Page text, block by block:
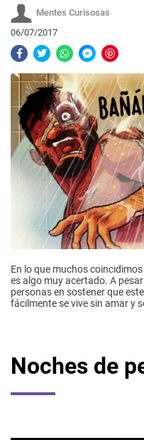
Mentes Curisosas
06/07/2017
En lo que muchos coincidimos
es algo muy acertado. A
personas en sostener que
fácilmente se vive sin amar y
Noches de